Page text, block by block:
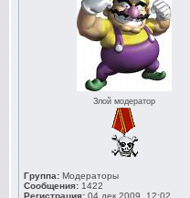
Злой модератор
Группа: Модераторы
Сообщения: 1422
Регистрация: 04 дек 2009, 12:02